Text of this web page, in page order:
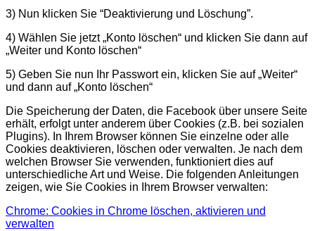
3) Nun klicken Sie “Deaktivierung und Löschung”.
4) Wählen Sie jetzt „Konto löschen“ und klicken Sie dann auf
„Weiter und Konto löschen“
5) Geben Sie nun Ihr Passwort ein, klicken Sie auf „Weiter“
und dann auf „Konto löschen“
Die Speicherung der Daten, die Facebook über unsere Seite
erhält, erfolgt unter anderem über Cookies (z.B. bei sozialen
Plugins). In Ihrem Browser können Sie einzelne oder alle
Cookies deaktivieren, löschen oder verwalten. Je nach dem
welchen Browser Sie verwenden, funktioniert dies auf
unterschiedliche Art und Weise. Die folgenden Anleitungen
zeigen, wie Sie Cookies in Ihrem Browser verwalten:
Chrome: Cookies in Chrome löschen, aktivieren und
verwalten